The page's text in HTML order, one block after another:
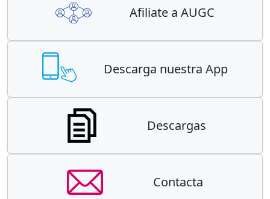
Afiliate a AUGC
Descarga nuestra App
Descargas
Contacta